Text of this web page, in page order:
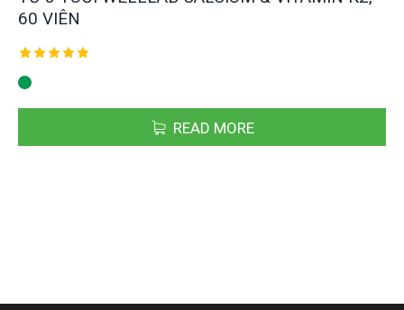
60 VIÊN
hạng
READ MORE